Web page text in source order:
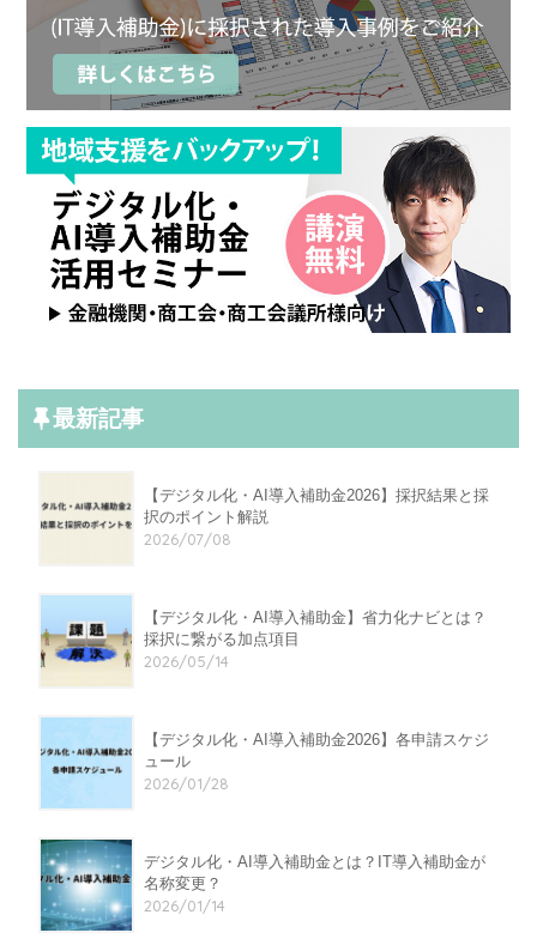
最新記事
【デジタル化・AI導入補助金2026】採択結果と採
択のポイント解説
2026/07/08
【デジタル化・AI導入補助金】省力化ナビとは？
採択に繋がる加点項目
2026/05/14
【デジタル化・AI導入補助金2026】各申請スケジ
ュール
2026/01/28
デジタル化・AI導入補助金とは？IT導入補助金が
名称変更？
2026/01/14